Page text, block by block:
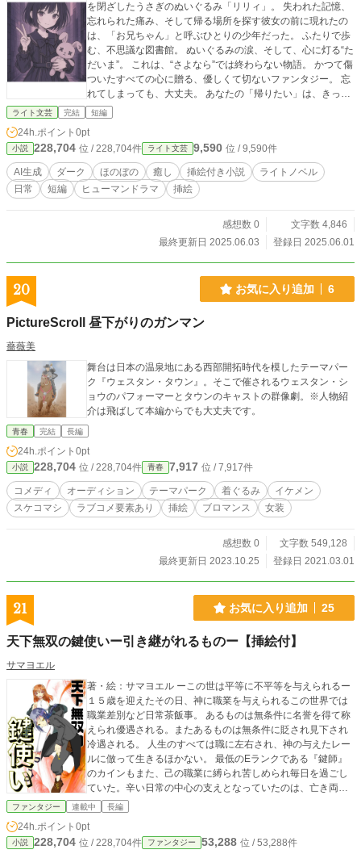
を閉ざしたうさぎのぬいぐるみ「リリィ」。 失われた記憶、
忘れられた痛み、そして帰る場所を探す彼女の前に現れたの
は、「お兄ちゃん」と呼ぶひとりの少年だった。 ふたりで歩
む、不思議な図書館。 ぬいぐるみの涙、そして、心に灯る“た
だいま”。 これは、“さよなら”では終わらない物語。 かつて傷
ついたすべての心に贈る、優しくて切ないファンタジー。 忘
れてしまっても、大丈夫。 あなたの「帰りたい」は、きっと
ここにある。
ライト文芸 完結 短編
24h.ポイント 0pt
小説 228,704 位 / 228,704件 ライト文芸 9,590 位 / 9,590件
AI生成 ダーク ほのぼの 癒し 挿絵付き小説
ライトノベル
日常
短編 ヒューマンドラマ 挿絵
感想数 0
文字数 4,846
最終更新日 2025.06.03
登録日 2025.06.01
20 お気に入り追加 6
PictureScroll 昼下がりのガンマン
薔薇美
舞台は日本の温泉地にある西部開拓時代を模したテーマパー
ク『ウェスタン・タウン』。そこで催されるウェスタン・シ
ョウのパフォーマーとタウンのキャストの群像劇。※人物紹
介は飛ばして本編からでも大丈夫です。
青春 完結 長編
24h.ポイント 0pt
小説 228,704 位 / 228,704件 青春 7,917 位 / 7,917件
コメディ オーディション テーマパーク 着ぐるみ
イケメン
スケコマシ
ラブコメ要素あり 挿絵 ブロマンス 女装
感想数 0
文字数 549,128
最終更新日 2023.10.25
登録日 2021.03.01
21 お気に入り追加 25
天下無双の鍵使いー引き継がれるものー【挿絵付】
サマヨエル
著・絵：サマヨエル ーこの世は平等に不平等を与えられるー
１５歳を迎えたその日、神に職業を与えられるこの世界では
職業差別など日常茶飯事。 あるものは無条件に名誉を得て称
えられ優遇される。またあるものは無条件に貶され見下され
冷遇される。 人生のすべては職に左右され、神の与えたレー
ルに倣って生きるほかない。 最低のEランクである『鍵師』
のカインもまた、己の職業に縛られ苦しめられ毎日を過ごし
ていた。辛い日常の中心の支えとなっていたのは、亡き両親
から託された唯一の形見『キーボックス』をその手で開ける
ったが、その日は違った。瀕死に陥り決死の覚悟でキーボッ
クスを開くとその中にこめられていた真実とは・・・。 世界
ファンタジー 連載中 長編
24h.ポイント 0pt
小説 228,704 位 / 228,704件 ファンタジー 53,288 位 / 53,288件